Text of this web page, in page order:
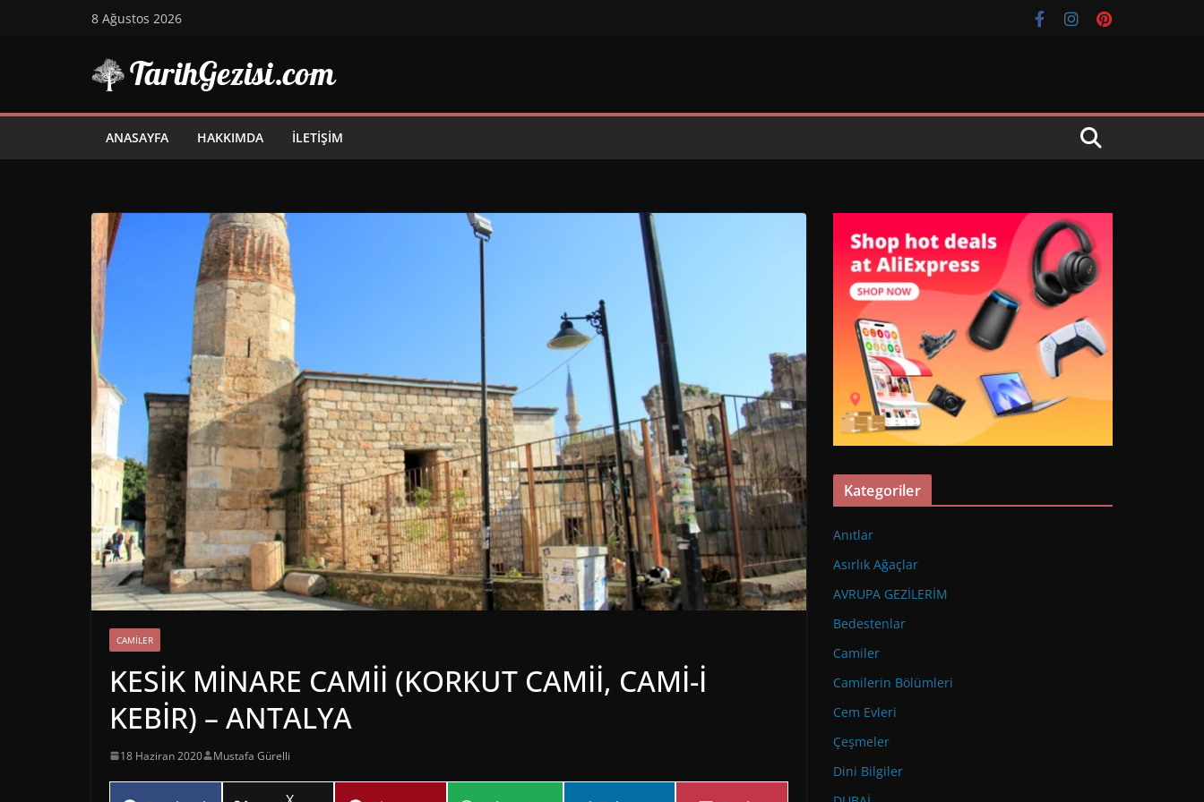
8 Ağustos 2026
ANASAYFA HAKKIMDA İLETIŞIM
CAMILER
KESİK MİNARE CAMİİ (KORKUT CAMİİ, CAMİ-İ
KEBİR) – ANTALYA
18 Haziran 2020 Mustafa Gürelli
Kategoriler
Anıtlar
Asırlık Ağaçlar
AVRUPA GEZİLERİM
Bedestenlar
Camiler
Camilerin Bölümleri
Cem Evleri
Çeşmeler
Dini Bilgiler